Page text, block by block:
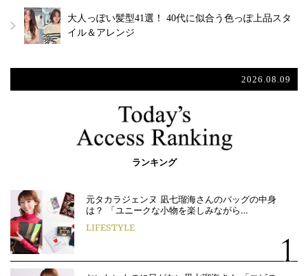
大人っぽい髪型41選！ 40代に似合う色っぽ上品スタ
イル＆アレンジ
2026.08.09
ランキング
元タカラジェンヌ 凪七瑠海さんのバッグの中身
は？ 「ユニークな小物を楽しみながら…
LIFESTYLE